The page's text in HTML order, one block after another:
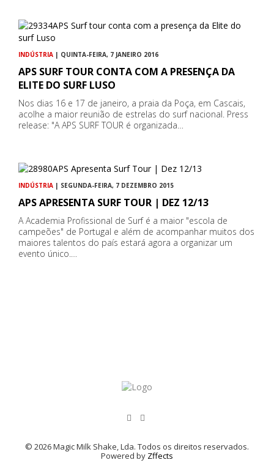
INDÚSTRIA | QUINTA-FEIRA, 7 JANEIRO 2016
APS SURF TOUR CONTA COM A PRESENÇA DA
ELITE DO SURF LUSO
Nos dias 16 e 17 de janeiro, a praia da Poça, em Cascais,
acolhe a maior reunião de estrelas do surf nacional. Press
release: "A APS SURF TOUR é organizada…
INDÚSTRIA | SEGUNDA-FEIRA, 7 DEZEMBRO 2015
APS APRESENTA SURF TOUR | DEZ 12/13
A Academia Profissional de Surf é a maior "escola de
campeões" de Portugal e além de acompanhar muitos dos
maiores talentos do país estará agora a organizar um
evento único.…
© 2026 Magic Milk Shake, Lda. Todos os direitos reservados.
Powered by Zffects